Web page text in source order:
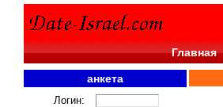
Главная
анкета
Логин: